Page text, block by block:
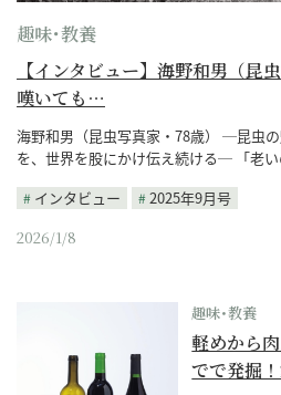
趣味･教養
【インタビュー】海野和男（昆
嘆いても…
海野和男（昆虫写真家・78歳） ─昆虫
を、世界を股にかけ伝え続ける─ 「老
インタビュー
2025年9月号
2026/1/8
趣味･教養
軽めから
でで発掘